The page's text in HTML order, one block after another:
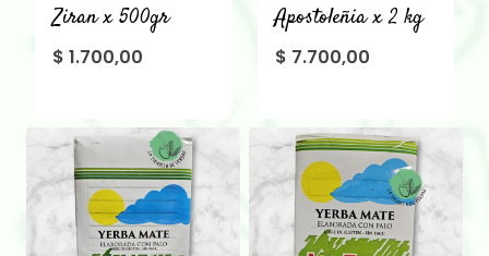
Ziran x 500gr
$ 1.700,00
Apostoleñia x 2 kg
$ 7.700,00